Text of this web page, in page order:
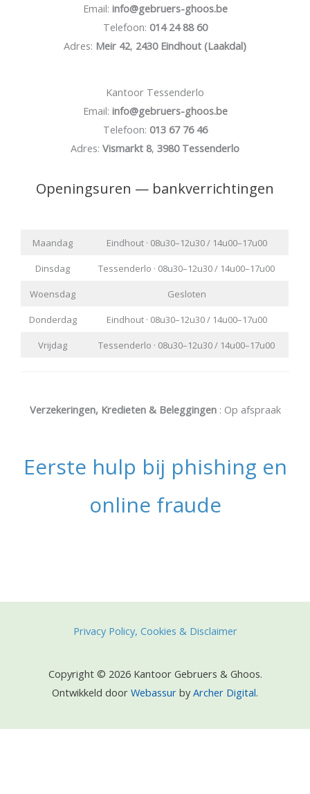
Email: info@gebruers-ghoos.be
Telefoon: 014 24 88 60
Adres: Meir 42, 2430 Eindhout (Laakdal)
Kantoor Tessenderlo
Email: info@gebruers-ghoos.be
Telefoon: 013 67 76 46
Adres: Vismarkt 8, 3980 Tessenderlo
Openingsuren — bankverrichtingen
Maandag Eindhout · 08u30–12u30 / 14u00–17u00
Dinsdag Tessenderlo · 08u30–12u30 / 14u00–17u00
Woensdag Gesloten
Donderdag Eindhout · 08u30–12u30 / 14u00–17u00
Vrijdag Tessenderlo · 08u30–12u30 / 14u00–17u00
Verzekeringen, Kredieten & Beleggingen: Op afspraak
Eerste hulp bij phishing en
online fraude
Privacy Policy, Cookies & Disclaimer
Copyright © 2026 Kantoor Gebruers & Ghoos.
Ontwikkeld door Webassur by Archer Digital.